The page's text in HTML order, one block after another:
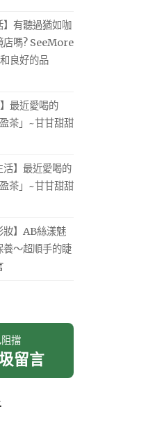
】有聽過猶如咖
店嗎? SeeMore
良好的品
】最近愛喝的
茶」~甘甘甜甜
活】最近愛喝的
茶」~甘甘甜甜
妝】AB絲漾魅
～超順手的睫
擋
留言